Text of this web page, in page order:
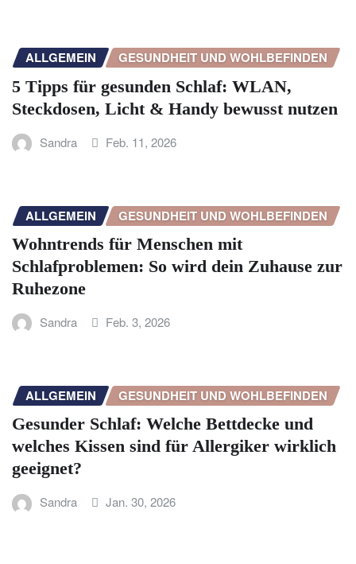
ALLGEMEIN GESUNDHEIT UND WOHLBEFINDEN
5 Tipps für gesunden Schlaf: WLAN,
Steckdosen, Licht & Handy bewusst nutzen
Sandra Feb. 11, 2026
ALLGEMEIN GESUNDHEIT UND WOHLBEFINDEN
Wohntrends für Menschen mit
Schlafproblemen: So wird dein Zuhause zur
Ruhezone
Sandra Feb. 3, 2026
ALLGEMEIN GESUNDHEIT UND WOHLBEFINDEN
Gesunder Schlaf: Welche Bettdecke und
welches Kissen sind für Allergiker wirklich
geeignet?
Sandra Jan. 30, 2026